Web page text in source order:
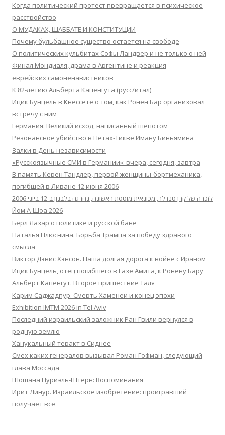
Когда политический протест превращается в психическое
расстройство
О МУДАКАХ, ШАББАТЕ И КОНСТИТУЦИИ
Почему бульбашное существо остается на свободе
О политических кульбитах Софы Ландвер и не только о ней
Финал Мондиаля, драма в Аргентине и реакция
еврейских самоненавистников
К 82-летию Альберта Капенгута (русс/итал)
Ицик Бунцель в Кнессете о том, как Ронен Бар организовал
встречу с ним
Германия: Великий исход, написанный шепотом
Резонансное убийство в Петах-Тикве Иману Биньямина
Залки в День независимости
«Русскоязычные СМИ в Германии»: вчера, сегодня, завтра
В память Керен Тандлер, первой женщины-бортмеханика,
погибшей в Ливане 12 июня 2006
לזכרה של קרן טנדלר, מכונאית מוטסת ראשונה, נהרגה בלבנון ב-12 ביוני 2006
Йом А-Шоа 2026
Берл Лазар о политике и русской бане
Наталья Плюснина. Борьба Трампа за победу здравого
смысла
Виктор Дэвис Хэнсон. Наша долгая дорога к войне с Ираном
Ицик Бунцель, отец погибшего в Газе Амита, к Ронену Бару
Альберт Капенгут. Второе пришествие Таля
Карим Саджадпур. Смерть Хаменеи и конец эпохи
Exhibition IMTM 2026 in Tel Aviv
Последний израильский заложник Ран Гвили вернулся в
родную землю
Ханукальный теракт в Сиднее
Смех каких генералов вызывал Роман Гофман, следующий
глава Моссада
Шошана Цуриэль-Штерн: Воспоминания
Ирит Линур. Израильское изобретение: проигравший
получает всё